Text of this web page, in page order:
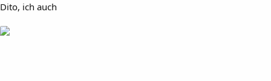
Dito, ich auch